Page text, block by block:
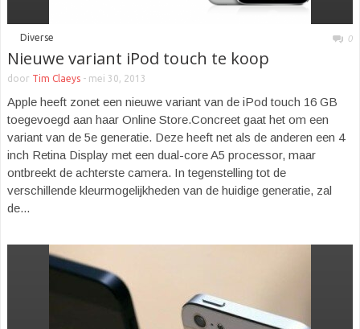
Diverse 0
Nieuwe variant iPod touch te koop
door Tim Claeys - mei 30, 2013
Apple heeft zonet een nieuwe variant van de iPod touch 16 GB
toegevoegd aan haar Online Store.Concreet gaat het om een
variant van de 5e generatie. Deze heeft net als de anderen een 4
inch Retina Display met een dual-core A5 processor, maar
ontbreekt de achterste camera. In tegenstelling tot de
verschillende kleurmogelijkheden van de huidige generatie, zal
de...